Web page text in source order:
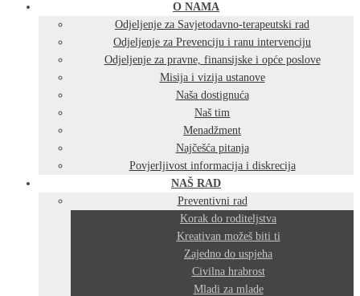
O NAMA
Odjeljenje za Savjetodavno-terapeutski rad
Odjeljenje za Prevenciju i ranu intervenciju
Odjeljenje za pravne, finansijske i opće poslove
Misija i vizija ustanove
Naša dostignuća
Naš tim
Menadžment
Najčešća pitanja
Povjerljivost informacija i diskrecija
NAŠ RAD
Preventivni rad
Korak do roditeljstva
Kreativan možeš biti ti
Zajedno do uspjeha
Civilna hrabrost
Mladi za mlade